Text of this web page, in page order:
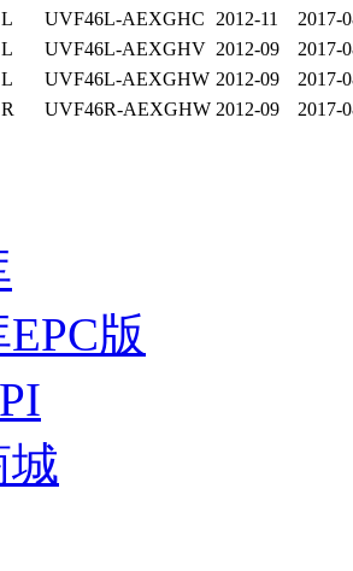
L UVF46L-AEXGHC 2012-11
2017-
L UVF46L-AEXGHV 2012-09
2017-
L UVF46L-AEXGHW 2012-09
2017-
R UVF46R-AEXGHW 2012-09 2017-
版
城